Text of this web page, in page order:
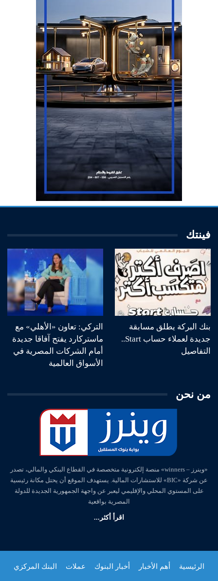
فينتك
بنك البركة يطلق مسابقة
جديدة لعملاء حساب Start..
التفاصيل
التركي: تعاون «الأهلي» مع
ماستركارد يفتح آفاقا جديدة
أمام الشركات المصرية في
الأسواق العالمية
من نحن
«وينرز – winners» منصة إلكترونية متخصصة في القطاع البنكي والمالي، تصدر
عن شركة «BIC» للاستشارات المالية. يستهدف الموقع أن يحتل مكانة رئيسية
على المستوي المحلي والإقليمي ليعبر عن واجهة الجمهورية الجديدة للدولة
المصرية بواقعية
اقرأ أكثر...
الرئيسية أهم الأخبار أخبار البنوك عملات البنك المركزي